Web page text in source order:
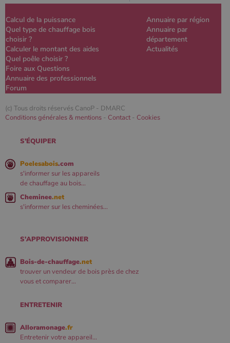
Calcul de la puissance
Quel type de chauffage bois
choisir ?
Calculer le montant des aides
Quel poêle choisir ?
Foire aux Questions
Annuaire des professionnels
Forum
Annuaire par région
Annuaire par
département
Actualités
(c) Tous droits réservés CanoP - DMARC
Conditions générales & mentions - Contact - Cookies
S'ÉQUIPER
Poelesabois.com
s'informer sur les appareils
de chauffage au bois...
Cheminee.net
s'informer sur les cheminées...
S'APPROVISIONNER
Bois-de-chauffage.net
trouver un vendeur de bois près de chez
vous et comparer...
ENTRETENIR
Alloramonage.fr
Entretenir votre appareil...